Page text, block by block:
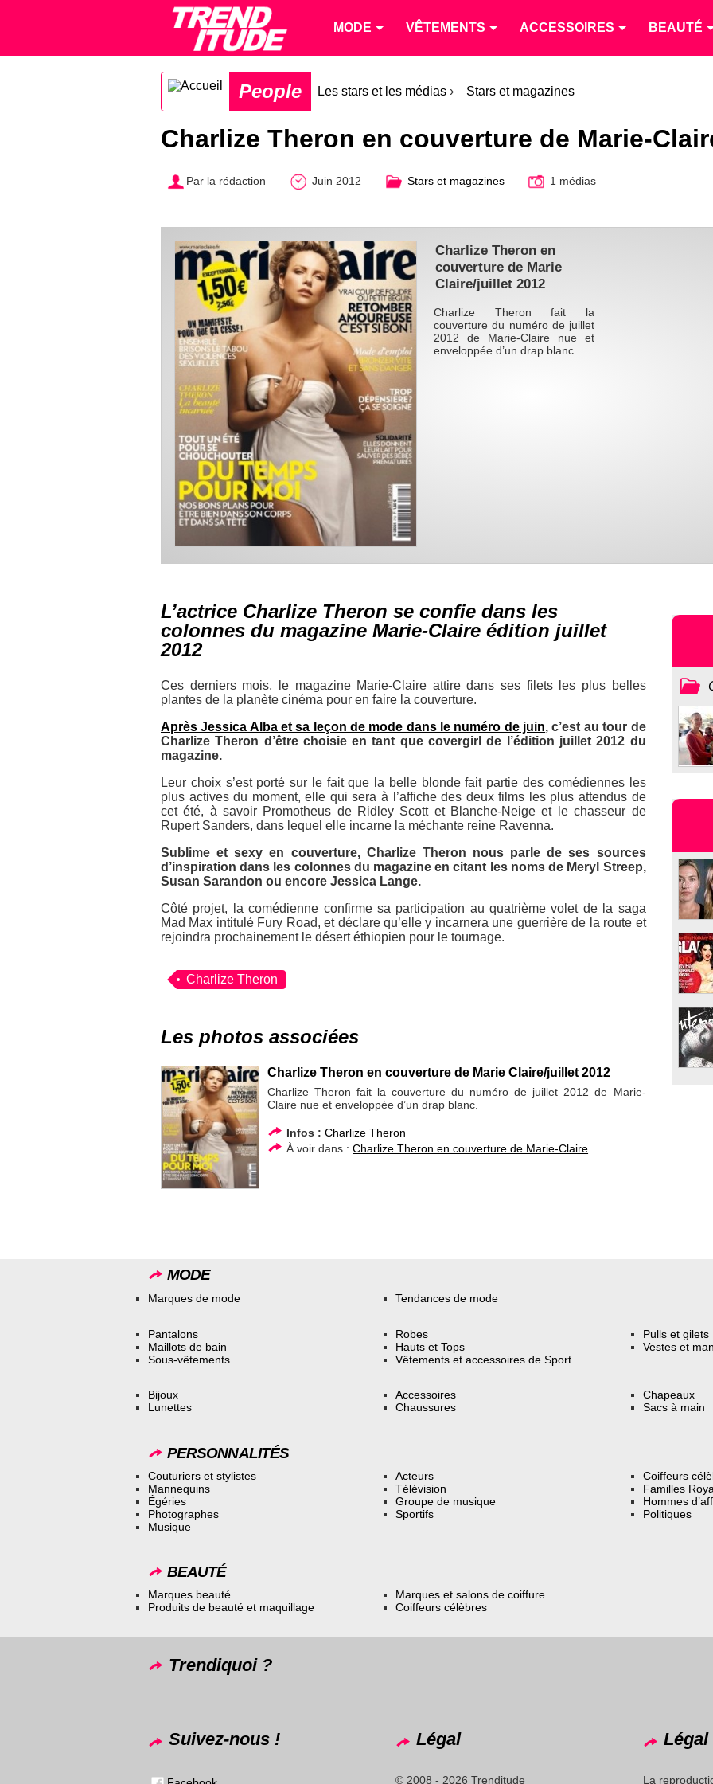
MODE VÊTEMENTS ACCESSOIRES BEAUTÉ
People Les stars et les médias › Stars et magazines
Charlize Theron en couverture de Marie-
Par la rédaction Juin 2012 Stars et magazines 1 médias
Charlize Theron en
couverture de Marie
Claire/juillet 2012
Charlize Theron fait la
couverture du numéro de juillet
2012 de Marie-Claire nue et
enveloppée d’un drap blanc.
L’actrice Charlize Theron se confie dans les
colonnes du magazine Marie-Claire édition juillet
2012
Ces derniers mois, le magazine Marie-Claire attire dans ses filets les plus belles
plantes de la planète cinéma pour en faire la couverture.
Après Jessica Alba et sa leçon de mode dans le numéro de juin, c’est au tour de
Charlize Theron d’être choisie en tant que covergirl de l’édition juillet 2012 du
magazine.
Leur choix s’est porté sur le fait que la belle blonde fait partie des comédiennes les
plus actives du moment, elle qui sera à l’affiche des deux films les plus attendus de
cet été, à savoir Promotheus de Ridley Scott et Blanche-Neige et le chasseur de
Rupert Sanders, dans lequel elle incarne la méchante reine Ravenna.
Sublime et sexy en couverture, Charlize Theron nous parle de ses sources
d’inspiration dans les colonnes du magazine en citant les noms de Meryl Streep,
Susan Sarandon ou encore Jessica Lange.
Côté projet, la comédienne confirme sa participation au quatrième volet de la saga
Mad Max intitulé Fury Road, et déclare qu’elle y incarnera une guerrière de la route et
rejoindra prochainement le désert éthiopien pour le tournage.
Charlize Theron
Les photos associées
Charlize Theron en couverture de Marie Claire/juillet 2012
Charlize Theron fait la couverture du numéro de juillet 2012 de Marie-
Claire nue et enveloppée d’un drap blanc.
Infos : Charlize Theron
À voir dans :Charlize Theron en couverture de Marie-Claire
MODE
Marques de mode Tendances de mode
Pantalons
Maillots de bain
Sous-vêtements
Robes
Hauts et Tops
Vêtements et accessoires de Sport
Pulls et gilets
Vestes et
Bijoux
Lunettes
Accessoires
Chaussures
Chapeaux
Sacs à main
PERSONNALITÉS
Couturiers et stylistes
Mannequins
Égéries
Photographes
Musique
Acteurs
Télévision
Groupe de musique
Sportifs
Coiffeurs
Familles
Hommes
Politiques
BEAUTÉ
Marques beauté
Produits de beauté et maquillage
Marques et salons de coiffure
Coiffeurs célèbres
Trendiquoi ?
Suivez-nous ! Légal
© 2008 - 2026 Trenditude
Légal
La